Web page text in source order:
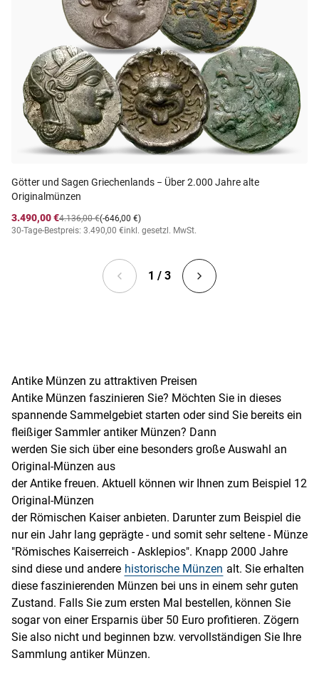
Götter und Sagen Griechenlands − Über 2.000 Jahre alte
Originalmünzen
3.490,00 €
(-646,00 €)
4.136,00 €
30-Tage-Bestpreis: 3.490,00 €inkl. gesetzl. MwSt.
1 / 3
Antike Münzen zu attraktiven Preisen
Antike Münzen faszinieren Sie? Möchten Sie in dieses
spannende Sammelgebiet starten oder sind Sie bereits ein
fleißiger Sammler antiker Münzen? Dann
werden Sie sich über eine besonders große Auswahl an
Original-Münzen aus
der Antike freuen. Aktuell können wir Ihnen zum Beispiel 12
Original-Münzen
der Römischen Kaiser anbieten. Darunter zum Beispiel die
nur ein Jahr lang geprägte - und somit sehr seltene - Münze
"Römisches Kaiserreich - Asklepios". Knapp 2000 Jahre
sind diese und andere historische Münzen alt. Sie erhalten
diese faszinierenden Münzen bei uns in einem sehr guten
Zustand. Falls Sie zum ersten Mal bestellen, können Sie
sogar von einer Ersparnis über 50 Euro profitieren. Zögern
Sie also nicht und beginnen bzw. vervollständigen Sie Ihre
Sammlung antiker Münzen.